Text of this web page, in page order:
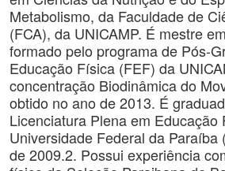
Metabolismo, da Faculdade de
(FCA), da UNICAMP. É mestre
formado pelo programa de Pós-
Educação Física (FEF) da
concentração Biodinâmica do
obtido no ano de 2013. É
Licenciatura Plena em Educação
Universidade Federal da Paraíba
de 2009.2. Possui experiência